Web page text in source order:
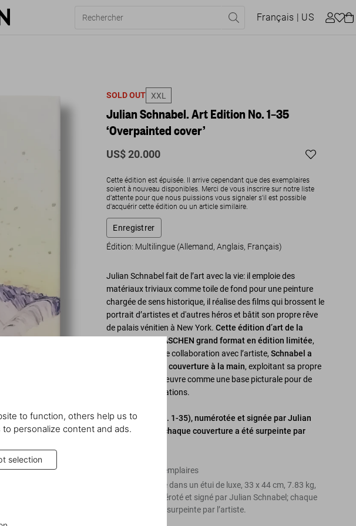
to function, others help us to
personalize content and ads.
selection
Français | US
SOLD OUT XXL
Julian Schnabel. Art Edition No. 1–35
‘Overpainted cover’
US$ 20.000
Cette édition est épuisée. Il arrive cependant que des exemplaires
soient à nouveau disponibles. Merci de vous inscrire sur notre liste
d’attente pour que nous puissions vous signaler s'il est possible
d'acquérir cette édition ou un article similaire.
Enregistrer
Édition: Multilingue (Allemand, Anglais, Français)
Julian Schnabel fait de l’art avec la vie: il emploie des
matériaux triviaux comme toile de fond pour une peinture
chargée de sens historique, il réalise des films qui brossent le
portrait d’artistes et d'autres héros et bâtit son propre rêve
de palais vénitien à New York.Cette édition d’art de la
monographie TASCHEN grand format en édition limitée,
réalisée en étroite collaboration avec l’artiste,Schnabel a
surpeint chaque couverture à la main, exploitant sa propre
révision de son œuvre comme une base picturale pour de
nouvelles explorations.
Édition d’art (No. 1-35), numérotée et signée par Julian
Schnabel, dont chaque couverture a été surpeinte par
Édition de 35 exemplaires
Couverture reliée dans un étui de luxe, 33 x 44 cm, 7.83 kg,
570 pages, numéroté et signé par Julian Schnabel; chaque
couverture a été surpeinte par l’artiste.